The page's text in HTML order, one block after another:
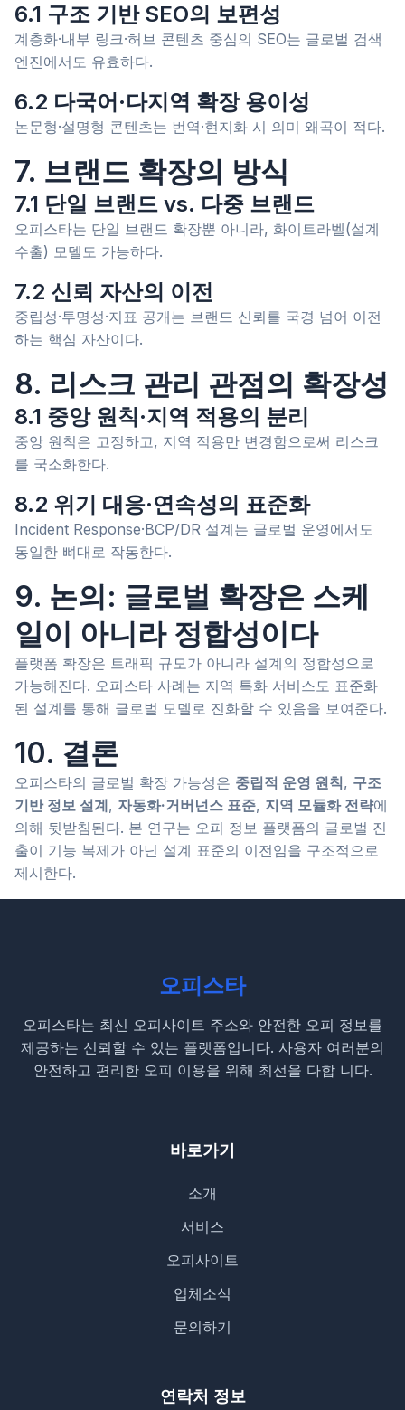
6.1 구조 기반 SEO의 보편성
계층화·내부 링크·허브 콘텐츠 중심의 SEO는 글로벌 검색
엔진에서도 유효하다.
6.2 다국어·다지역 확장 용이성
논문형·설명형 콘텐츠는 번역·현지화 시 의미 왜곡이 적다.
7. 브랜드 확장의 방식
7.1 단일 브랜드 vs. 다중 브랜드
오피스타는 단일 브랜드 확장뿐 아니라, 화이트라벨(설계
수출) 모델도 가능하다.
7.2 신뢰 자산의 이전
중립성·투명성·지표 공개는 브랜드 신뢰를 국경 넘어 이전
하는 핵심 자산이다.
8. 리스크 관리 관점의 확장성
8.1 중앙 원칙·지역 적용의 분리
중앙 원칙은 고정하고, 지역 적용만 변경함으로써 리스크
를 국소화한다.
8.2 위기 대응·연속성의 표준화
Incident Response·BCP/DR 설계는 글로벌 운영에서도
동일한 뼈대로 작동한다.
9. 논의: 글로벌 확장은 스케
일이 아니라 정합성이다
플랫폼 확장은 트래픽 규모가 아니라 설계의 정합성으로
가능해진다. 오피스타 사례는 지역 특화 서비스도 표준화
된 설계를 통해 글로벌 모델로 진화할 수 있음을 보여준다.
10. 결론
오피스타의 글로벌 확장 가능성은 중립적 운영 원칙, 구조
기반 정보 설계, 자동화·거버넌스 표준, 지역 모듈화 전략에
의해 뒷받침된다. 본 연구는 오피 정보 플랫폼의 글로벌 진
출이 기능 복제가 아닌 설계 표준의 이전임을 구조적으로
제시한다.
오피스타
오피스타는 최신 오피사이트 주소와 안전한 오피 정보를
제공하는 신뢰할 수 있는 플랫폼입니다. 사용자 여러분의
안전하고 편리한 오피 이용을 위해 최선을 다합 니다.
바로가기
소개
서비스
오피사이트
업체소식
문의하기
연락처 정보